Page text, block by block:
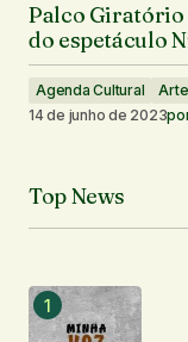
Palco Giratório
do espetáculo
Agenda Cultural
14 de junho de 2023
Top News